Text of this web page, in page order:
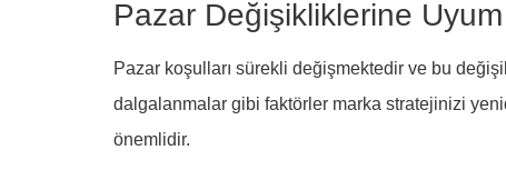
Pazar Değişikliklerine
Pazar koşulları sürekli değişmektedir ve bu
dalgalanmalar gibi faktörler marka stratejinizi
önemlidir.